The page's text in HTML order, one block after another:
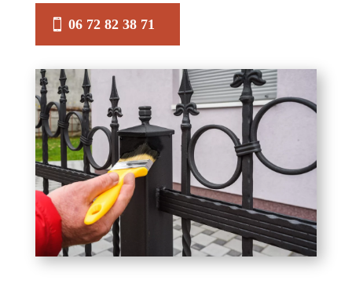
06 72 82 38 71